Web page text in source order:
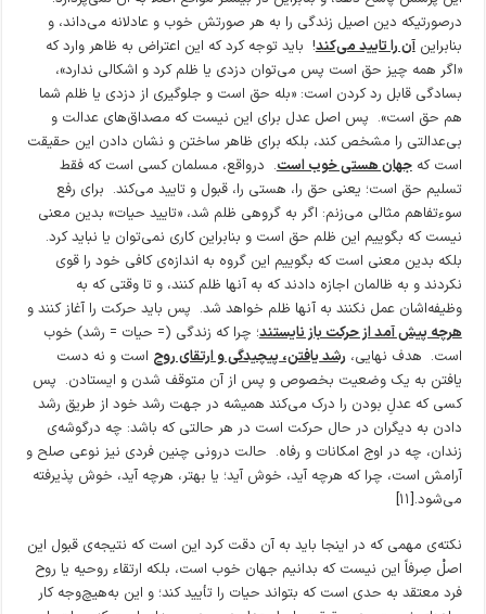
درصورتیکه دین اصیل زندگی را به هر صورتش خوب و عادلانه می‌داند، و
بنابراینآن را تایید می‌کند! باید توجه کرد که این اعتراض به ظاهر وارد که
«اگر همه چیز حق است پس می‌توان دزدی یا ظلم کرد و اشکالی ندارد»،
بسادگی قابل رد کردن است: «بله حق است و جلوگیری از دزدی یا ظلم شما
هم حق است». پس اصل عدل برای این نیست که مصداق‌های عدالت و
بی‌عدالتی را مشخص کند، بلکه برای ظاهر ساختن و نشان دادن این حقیقت
است کهجهان هستی خوب است. درواقع، مسلمان کسی است که فقط
تسلیم حق است؛ یعنی حق را، هستی را، قبول و تایید می‌کند. برای رفع
سوءتفاهم مثالی می‌زنم: اگر به گروهی ظلم شد، «تایید حیات» بدین معنی
نیست که بگوییم این ظلم حق است و بنابراین کاری نمی‌توان یا نباید کرد.
بلکه بدین معنی است که بگوییم این گروه به اندازه‌ی کافی خود را قوی
نکردند و به ظالمان اجازه دادند که به آنها ظلم کنند، و تا وقتی که به
وظیفه‌اشان عمل نکنند به آنها ظلم خواهد شد. پس باید حرکت را آغاز کنند و
هرچه پیش آمد از حرکت باز نایستند؛ چرا که زندگی (= حیات = رشد) خوب
است. هدف نهایی، رشد یافتن، پیچیدگی و ارتقای روح است و نه دست
یافتن به یک وضعیت بخصوص و پس از آن متوقف شدن و ایستادن. پس
کسی که عدلِ بودن را درک می‌کند همیشه در جهت رشد خود از طریق رشد
دادن به دیگران در حال حرکت است در هر حالتی که باشد: چه درگوشه‌ی
زندان، چه در اوج امکانات و رفاه. حالت درونی چنین فردی نیز نوعی صلح و
آرامش است، چرا که هرچه آید، خوش آید؛ یا بهتر، هرچه آید، خوش پذیرفته
می‌شود.[۱۱]
نکته‌ی مهمی که در اینجا باید به آن دقت کرد این است که نتیجه‌ی قبول این
اصلْ صِرفاً این نیست که بدانیم جهان خوب است، بلکه ارتقاء روحیه یا روح
فرد معتقد به حدی است که بتواند حیات را تأیید کند؛ و این به‌هیچ‌وجه کار